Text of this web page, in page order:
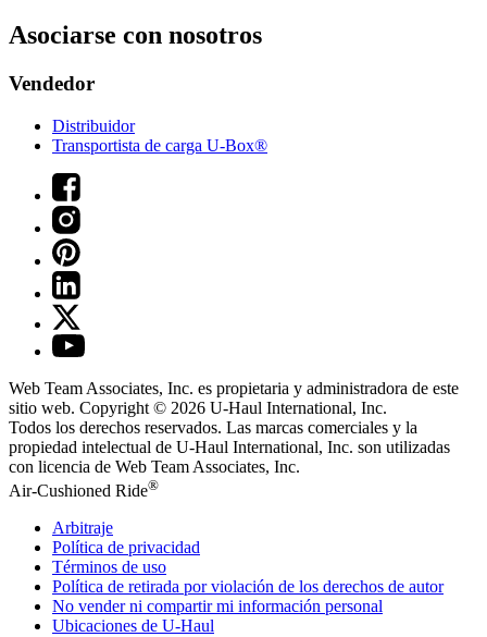
Asociarse con nosotros
Vendedor
Distribuidor
Transportista de carga U-Box®
Web Team Associates, Inc. es propietaria y administradora de este
sitio web. Copyright © 2026 U-Haul International, Inc.
Todos los derechos reservados. Las marcas comerciales y la
propiedad intelectual de U-Haul International, Inc. son utilizadas
con licencia de Web Team Associates, Inc.
Air-Cushioned Ride®
Arbitraje
Política de privacidad
Términos de uso
Política de retirada por violación de los derechos de autor
No vender ni compartir mi información personal
Ubicaciones de U-Haul